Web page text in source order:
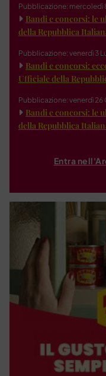
Pubblicazione: mercoledì
Bandi e concorsi: le
della Repubblica
Pubblicazione: venerdì 3
Bandi e concorsi:
Ufficiale della
Pubblicazione: venerdì
Bandi e concorsi: le
della Repubblica
Entra